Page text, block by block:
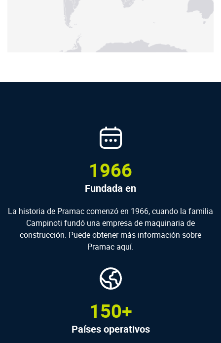
1966
Fundada en
La historia de Pramac comenzó en 1966, cuando la familia
Campinoti fundó una empresa de maquinaria de
construcción. Puede obtener más información sobre
Pramac aquí.
150+
Países operativos